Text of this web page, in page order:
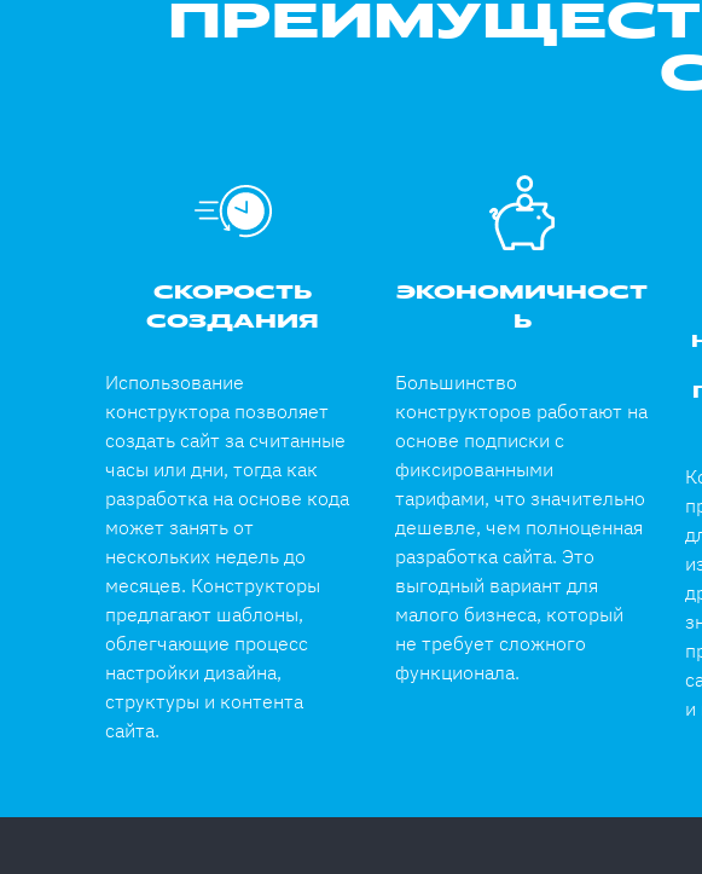
СКОРОСТЬ
СОЗДАНИЯ
Использование
конструктора позволяет
создать сайт за считанные
часы или дни, тогда как
разработка на основе кода
может занять от
нескольких недель до
месяцев. Конструкторы
предлагают шаблоны,
облегчающие процесс
настройки дизайна,
структуры и контента
сайта.
ЭКОНОМИЧНОСТ
Ь
Большинство
конструкторов работают на
основе подписки с
фиксированными
тарифами, что значительно
дешевле, чем полноценная
разработка сайта. Это
выгодный вариант для
малого бизнеса, который
не требует сложного
функционала.
и